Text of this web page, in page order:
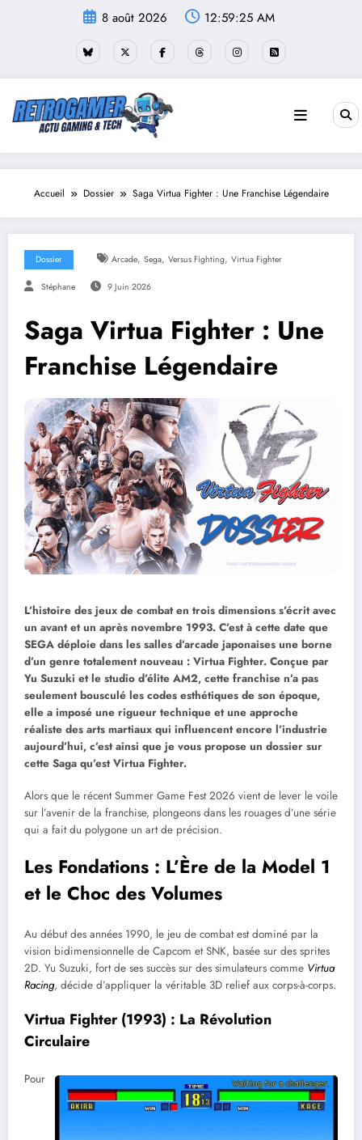
8 août 2026 12:59:26 AM
Accueil Dossier Saga Virtua Fighter : Une Franchise Légendaire
Dossier Arcade, Sega, Versus Fighting, Virtua Fighter
Stéphane 9 Juin 2026
Saga Virtua Fighter : Une
Franchise Légendaire
L’histoire des jeux de combat en trois dimensions s’écrit avec
un avant et un après novembre 1993. C’est à cette date que
SEGA déploie dans les salles d’arcade japonaises une borne
d’un genre totalement nouveau : Virtua Fighter. Conçue par
Yu Suzuki et le studio d’élite AM2, cette franchise n’a pas
seulement bousculé les codes esthétiques de son époque,
elle a imposé une rigueur technique et une approche
réaliste des arts martiaux qui influencent encore l’industrie
aujourd’hui, c’est ainsi que je vous propose un dossier sur
cette Saga qu’est Virtua Fighter.
Alors que le récent Summer Game Fest 2026 vient de lever le voile
sur l’avenir de la franchise, plongeons dans les rouages d’une série
qui a fait du polygone un art de précision.
Les Fondations : L’Ère de la Model 1
et le Choc des Volumes
Au début des années 1990, le jeu de combat est dominé par la
vision bidimensionnelle de Capcom et SNK, basée sur des sprites
2D. Yu Suzuki, fort de ses succès sur des simulateurs comme Virtua
Racing, décide d’appliquer la véritable 3D relief aux corps-à-corps.
Virtua Fighter (1993) : La Révolution
Circulaire
Pour